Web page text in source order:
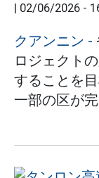
| 02/06/2026 -
クアンニン -
ロジェクト
することを
一部の区が